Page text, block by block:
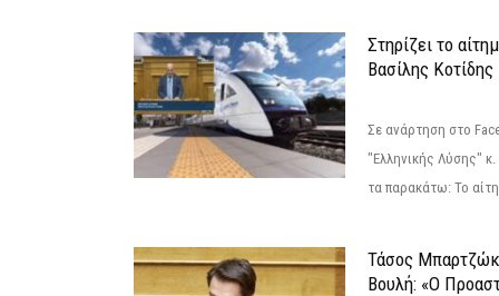
Στηρίζει το
Βασίλης Κοτίδης
Σε ανάρτηση στο
"Ελληνικής Λύσης"
τα παρακάτω: Το
Τάσος
Βουλή: «Ο